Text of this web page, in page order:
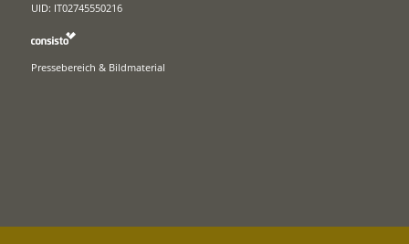
UID: IT02745550216
Pressebereich & Bildmaterial